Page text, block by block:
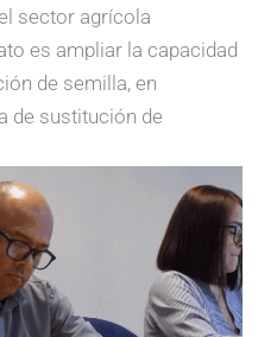
sector agrícola
es ampliar la capacidad
de semilla, en
de sustitución de